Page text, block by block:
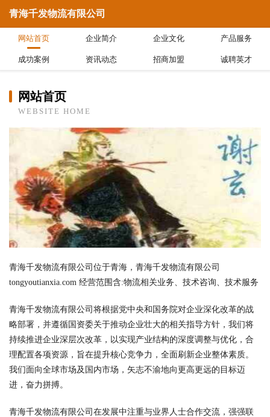
青海千发物流有限公司
网站首页 企业简介 企业文化 产品服务
成功案例 资讯动态 招商加盟 诚聘英才
网站首页
WEBSITE HOME
青海千发物流有限公司位于青海，青海千发物流有限公司
tongyoutianxia.com 经营范围含:物流相关业务、技术咨询、技术服务
青海千发物流有限公司将根据党中央和国务院对企业深化改革的战
略部署，并遵循国资委关于推动企业壮大的相关指导方针，我们将
持续推进企业深层次改革，以实现产业结构的深度调整与优化，合
理配置各项资源，旨在提升核心竞争力，全面刷新企业整体素质。
我们面向全球市场及国内市场，矢志不渝地向更高更远的目标迈
进，奋力拼搏。
青海千发物流有限公司在发展中注重与业界人士合作交流，强强联